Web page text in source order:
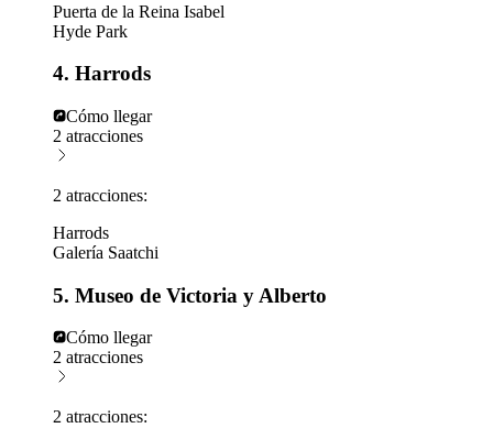
Puerta de la Reina Isabel
Hyde Park
4. Harrods
Cómo llegar
2 atracciones
2 atracciones:
Harrods
Galería Saatchi
5. Museo de Victoria y Alberto
Cómo llegar
2 atracciones
2 atracciones: